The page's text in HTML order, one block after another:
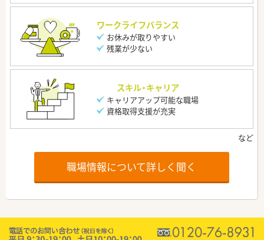
ワークライフバランス
お休みが取りやすい
残業が少ない
スキル・キャリア
キャリアアップ可能な職場
資格取得支援が充実
職場情報について詳しく聞く